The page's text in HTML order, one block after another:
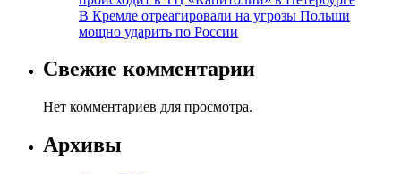
В Кремле отреагировали на угрозы Польши
мощно ударить по России
Свежие комментарии
Нет комментариев для просмотра.
Архивы